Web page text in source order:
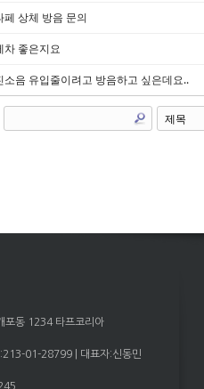
페 상체 방음 문의
차 좋은지요
소음 유입줄이려고 방음하고 싶은데요..
포동 1234 타프코리아
01-28799 | 대표자:신동민